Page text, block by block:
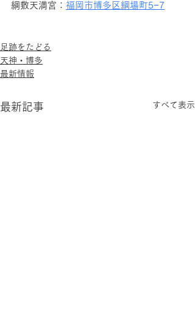
綱敷天満宮： 福岡市博多区綱場町5−7
足跡をたどる
天神・博多
最新情報
最新記事 すべて表示